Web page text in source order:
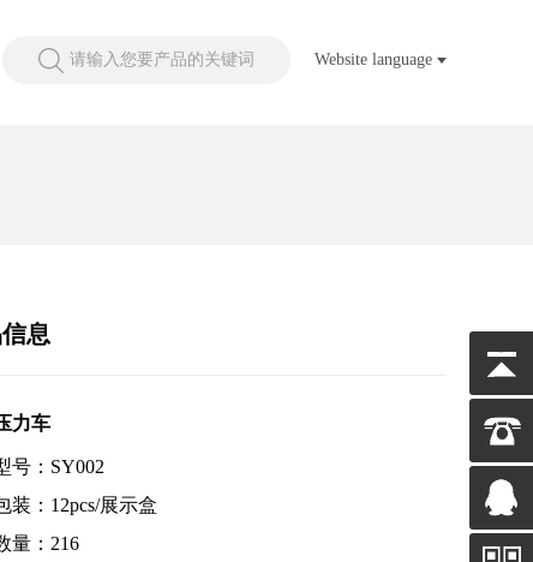
请输入您要产品的关键词 Website language
息
力车
号：SY002
装：12pcs/展示盒
量：216